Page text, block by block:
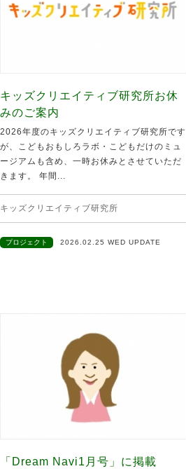
キッズクリエイティブ研究所お休
みのご案内
2026年度のキッズクリエイティブ研究所です
が、こどもおもしろラボ・こどもだけのミュ
ージアムも含め、一時お休みとさせていただ
きます。 年間...
キッズクリエイティブ研究所
プロジェクト 2026.02.25 WED UPDATE
「Dream Navi1月号」に掲載